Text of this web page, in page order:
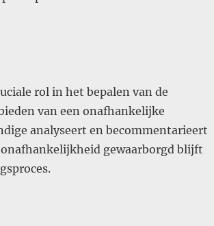
rol in het bepalen van de
van een onafhankelijke
analyseert en becommentarieert
gewaarborgd blijft
.